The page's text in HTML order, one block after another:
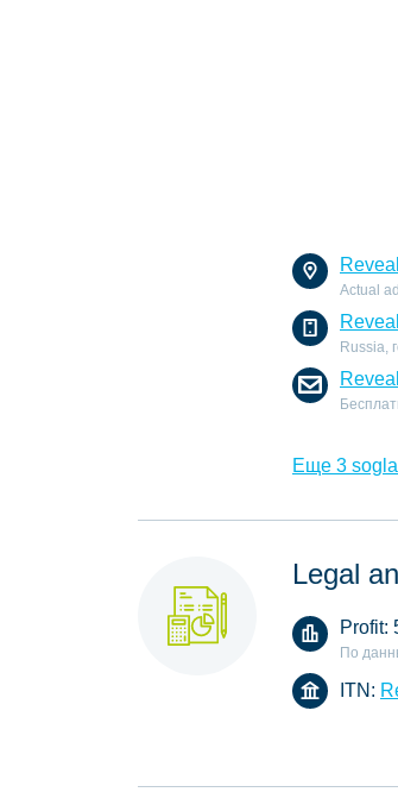
Actual
Russia,
Еще 3
Legal
Profit:
По
ITN: